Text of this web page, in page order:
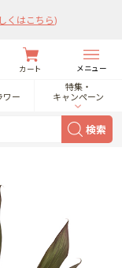
くはこちら)
カート メニュー
ワー
特集・
キャンペーン
検索